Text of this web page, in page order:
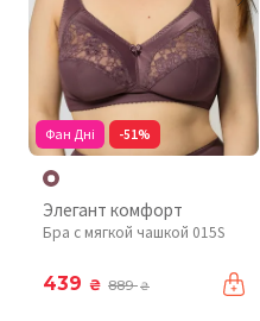
Фан Дні -51%
Элегант комфорт
Бра с мягкой чашкой 015S
439 ₴ 889₴